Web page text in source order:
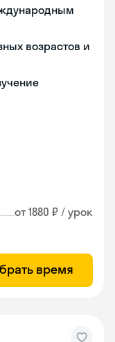
возрастов и
от 1880 ₽ / урок
время